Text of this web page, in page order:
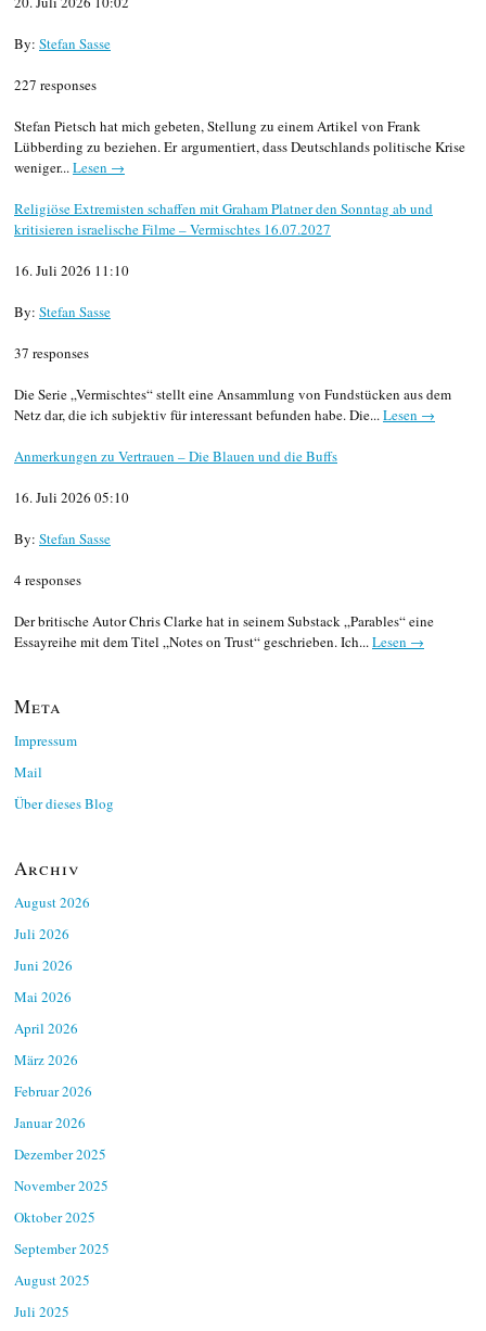
By: Stefan Sasse
227 responses
Stefan Pietsch hat mich gebeten, Stellung zu einem Artikel von Frank
Lübberding zu beziehen. Er argumentiert, dass Deutschlands politische Krise
weniger...Lesen →
Religiöse Extremisten schaffen mit Graham Platner den Sonntag ab und
kritisieren israelische Filme – Vermischtes 16.07.2027
16. Juli 2026 11:10
By: Stefan Sasse
37 responses
Die Serie „Vermischtes“ stellt eine Ansammlung von Fundstücken aus dem
Netz dar, die ich subjektiv für interessant befunden habe. Die...Lesen →
Anmerkungen zu Vertrauen – Die Blauen und die Buffs
16. Juli 2026 05:10
By: Stefan Sasse
4 responses
Der britische Autor Chris Clarke hat in seinem Substack „Parables“ eine
Essayreihe mit dem Titel „Notes on Trust“ geschrieben. Ich...Lesen →
Meta
Impressum
Mail
Über dieses Blog
Archiv
August 2026
Juli 2026
Juni 2026
Mai 2026
April 2026
März 2026
Februar 2026
Januar 2026
Dezember 2025
November 2025
Oktober 2025
September 2025
August 2025
Juli 2025